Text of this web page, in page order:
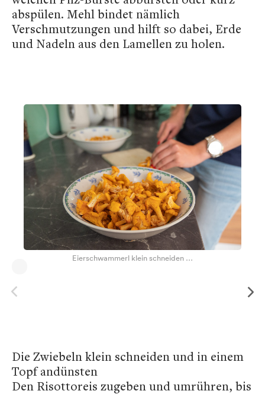
abspülen. Mehl bindet nämlich
Verschmutzungen und hilft so dabei, Erde
und Nadeln aus den Lamellen zu holen.
Eierschwammerl klein schneiden …
Die Zwiebeln klein schneiden und in einem
Topf andünsten
Den Risottoreis zugeben und umrühren, bis